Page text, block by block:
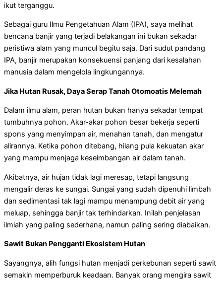
ikut terganggu.
Sebagai guru Ilmu Pengetahuan Alam (IPA), saya melihat
bencana banjir yang terjadi belakangan ini bukan sekadar
peristiwa alam yang muncul begitu saja. Dari sudut pandang
IPA, banjir merupakan konsekuensi panjang dari kesalahan
manusia dalam mengelola lingkungannya.
Jika Hutan Rusak, Daya Serap Tanah Otomoatis Melemah
Dalam ilmu alam, peran hutan bukan hanya sekadar tempat
tumbuhnya pohon. Akar-akar pohon besar bekerja seperti
spons yang menyimpan air, menahan tanah, dan mengatur
alirannya. Ketika pohon ditebang, hilang pula kekuatan akar
yang mampu menjaga keseimbangan air dalam tanah.
Akibatnya, air hujan tidak lagi meresap, tetapi langsung
mengalir deras ke sungai. Sungai yang sudah dipenuhi limbah
dan sedimentasi tak lagi mampu menampung debit air yang
meluap, sehingga banjir tak terhindarkan. Inilah penjelasan
ilmiah yang paling sederhana, namun paling sering diabaikan.
Sawit Bukan Pengganti Ekosistem Hutan
Sayangnya, alih fungsi hutan menjadi perkebunan seperti sawit
semakin memperburuk keadaan. Banyak orang mengira sawit